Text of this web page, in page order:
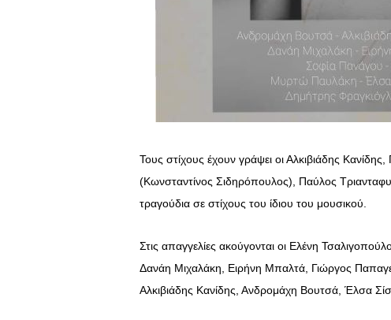
Τους στίχους έχουν γράψει οι Αλκιβιάδης
(Κωνσταντίνος Σιδηρόπουλος), Παύλος
τραγούδια σε στίχους του ίδιου του μουσικού.
Στις απαγγελίες ακούγονται οι Ελένη
Δανάη Μιχαλάκη, Ειρήνη Μπαλτά, Γιώργος
Αλκιβιάδης Κανίδης, Ανδρομάχη Βουτσά, Έλσα